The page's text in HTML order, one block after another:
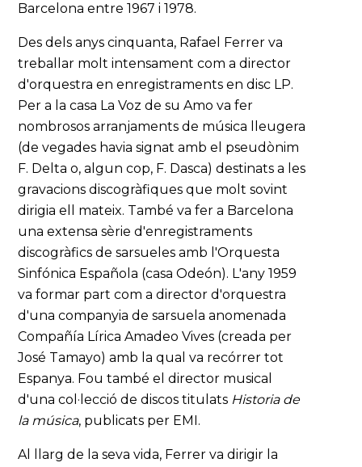
Barcelona entre 1967 i 1978.
Des dels anys cinquanta, Rafael Ferrer va
treballar molt intensament com a director
d'orquestra en enregistraments en disc LP.
Per a la casa La Voz de su Amo va fer
nombrosos arranjaments de música lleugera
(de vegades havia signat amb el pseudònim
F. Delta o, algun cop, F. Dasca) destinats a les
gravacions discogràfiques que molt sovint
dirigia ell mateix. També va fer a Barcelona
una extensa sèrie d'enregistraments
discogràfics de sarsueles amb l'Orquesta
Sinfónica Española (casa Odeón). L'any 1959
va formar part com a director d'orquestra
d'una companyia de sarsuela anomenada
Compañía Lírica Amadeo Vives (creada per
José Tamayo) amb la qual va recórrer tot
Espanya. Fou també el director musical
d'una col·lecció de discos titulats Historia de
la música, publicats per EMI.
Al llarg de la seva vida, Ferrer va dirigir la